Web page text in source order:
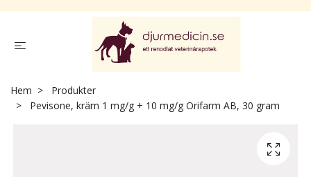
Hem
Produkter
Pevisone, kräm 1 mg/g + 10 mg/g Orifarm AB, 30 gram